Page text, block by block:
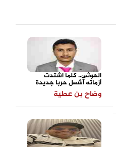
الحوثي.. كلما اشتدت
أزماته أشعل حربا جديدة
وضاح بن عطية